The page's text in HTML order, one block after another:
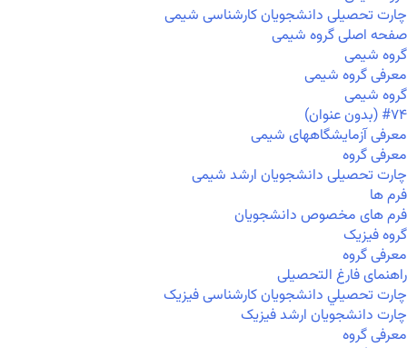
چارت تحصیلی دانشجویان کارشناسی شیمی
صفحه اصلی گروه شیمی
گروه شیمی
معرفی گروه شیمی
گروه شیمی
#۷۴ (بدون عنوان)
معرفی آزمایشگاههای شیمی
معرفی گروه
چارت تحصیلی دانشجویان ارشد شیمی
فرم ها
فرم های مخصوص دانشجویان
گروه فیزیک
معرفی گروه
راهنمای فارغ التحصیلی
چارت تحصيلي دانشجویان کارشناسی فیزیک
چارت دانشجویان ارشد فیزیک
معرفی گروه